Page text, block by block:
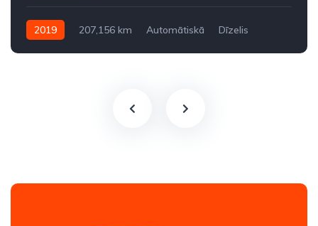
2019 207,156 km Automātiskā
Dīzelis